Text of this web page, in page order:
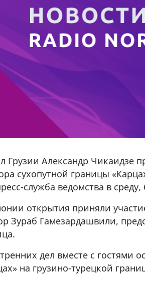
Грузии Александр Чикаидзе
сухопутной границы
служба ведомства в среду,
открытия приняли
Зураб Гамезардашвили,
дел вместе с гостями
на грузино-турецкой